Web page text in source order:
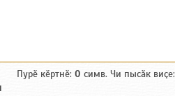
Пурӗ кӗртнӗ: 0 симв. Чи пысӑк виҫе: